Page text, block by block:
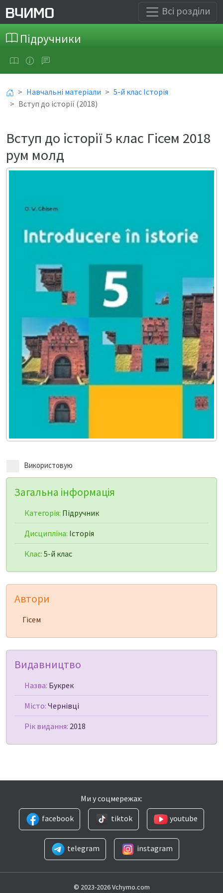
Всі розділи
Підручники
Навчальні матеріали
5-й клас Історія
Вступ до історії (2018)
Вступ до історії 5 клас Гісем 2018
рум молд
Використовую
Загальна інформація
Категорія: Підручник
Дисципліна: Історія
Клас: 5-й клас
Автори
Гісем
Видавництво
Назва: Букрек
Місто: Чернівці
Рік видання: 2018
Ми у соцмережах:
facebook
tiktok youtube
telegram instagram
© 2023-2026 Vchymo.com